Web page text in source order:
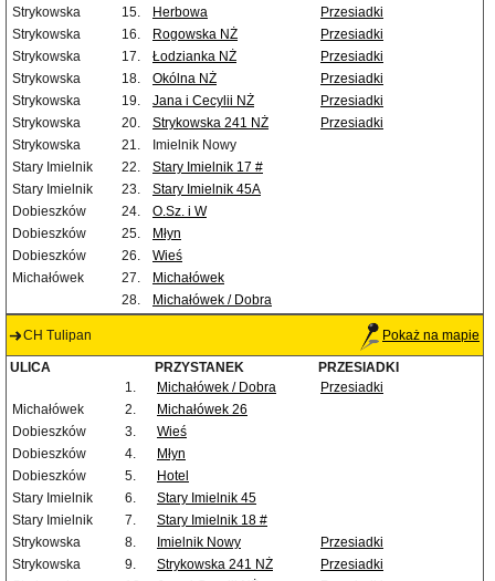
Strykowska
15. Herbowa
Przesiadki
Strykowska
16. Rogowska NŻ
Przesiadki
Strykowska
17. Łodzianka NŻ
Przesiadki
Strykowska
18. Okólna NŻ
Przesiadki
Strykowska
19. Jana i Cecylii NŻ
Przesiadki
Strykowska
20. Strykowska 241 NŻ
Przesiadki
Strykowska
21.
Imielnik Nowy
Stary Imielnik
22.
Stary Imielnik 17 #
Stary Imielnik
23.
Stary Imielnik 45A
Dobieszków
24.
O.Sz. i W
Dobieszków
25.
Młyn
Dobieszków
26.
Wieś
Michałówek
27.
Michałówek
28.
Michałówek / Dobra
CH Tulipan Pokaż na mapie
ULICA PRZYSTANEK
PRZESIADKI
1.
Michałówek / Dobra
Przesiadki
Michałówek
2.
Michałówek 26
Dobieszków
3.
Wieś
Dobieszków
4.
Młyn
Dobieszków
5.
Hotel
Stary Imielnik
6.
Stary Imielnik 45
Stary Imielnik
7.
Stary Imielnik 18 #
Strykowska
8. Imielnik Nowy
Przesiadki
Strykowska
9. Strykowska 241 NŻ
Przesiadki